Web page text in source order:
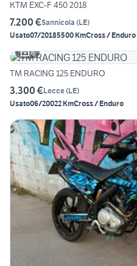
KTM EXC-F 450 2018
7.200 €Sannicola (LE)
Usato07/20185500 KmCross / Enduro
6
TM RACING 125 ENDURO
3.300 €Lecce(LE)
Usato06/20022 KmCross / Enduro